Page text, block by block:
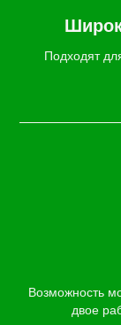
Подходят
Возможность
двое